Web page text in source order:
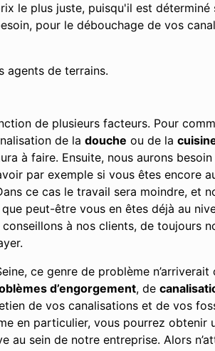
le plus juste, puisqu'il est déterminé
pour le débouchage de vos
agents de terrains.
de plusieurs facteurs. Pour
de la douche ou de la
à faire. Ensuite, nous aurons besoin
par exemple si vous êtes encore
ce cas le travail sera moindre, et
peut-être vous en êtes déjà au
à nos clients, de toujours
ce genre de problème n’arriverait
d’engorgement, de
de vos canalisations et de vos
en particulier, vous pourrez obtenir
au sein de notre entreprise. Alors